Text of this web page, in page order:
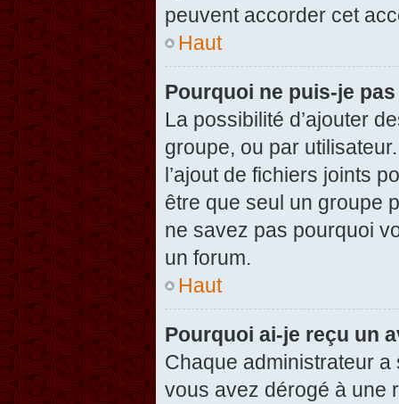
peuvent accorder cet
Haut
Pourquoi ne puis-je
La possibilité d’ajouter
groupe, ou par
l’ajout de fichiers joints
être que seul un groupe
ne savez pas pourquoi
un forum.
Haut
Pourquoi ai-je reçu un
Chaque administrateur
vous avez dérogé à une